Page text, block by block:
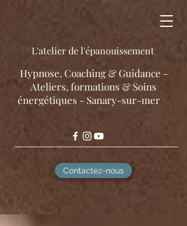
​Hypnose, Coaching & Guidance -
Ateliers, formations & Soins
énergétiques - Sanary-sur-mer
Contactez-nous
L'atelier de l'épanouissement